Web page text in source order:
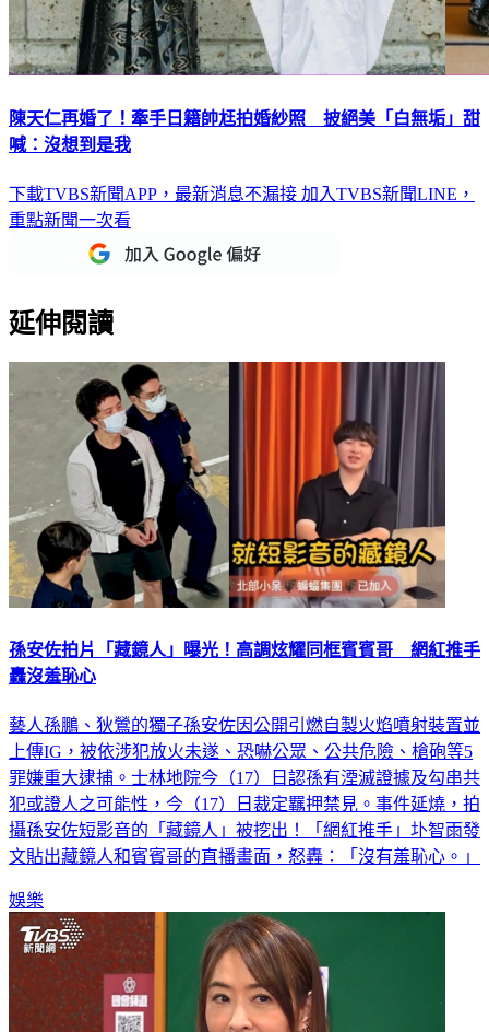
陳天仁再婚了！牽手日籍帥尪拍婚紗照 披絕美「白無垢」甜
喊：沒想到是我
下載TVBS新聞APP，最新消息不漏接 加入TVBS新聞LINE，
重點新聞一次看
延伸閱讀
孫安佐拍片「藏鏡人」曝光！高調炫耀同框賓賓哥 網紅推手
轟沒羞恥心
藝人孫鵬、狄鶯的獨子孫安佐因公開引燃自製火焰噴射裝置並
上傳IG，被依涉犯放火未遂、恐嚇公眾、公共危險、槍砲等5
罪嫌重大逮捕。士林地院今（17）日認孫有湮滅證據及勾串共
犯或證人之可能性，今（17）日裁定羈押禁見。事件延燒，拍
攝孫安佐短影音的「藏鏡人」被挖出！「網紅推手」圤智雨發
文貼出藏鏡人和賓賓哥的直播畫面，怒轟：「沒有羞恥心。」
娛樂